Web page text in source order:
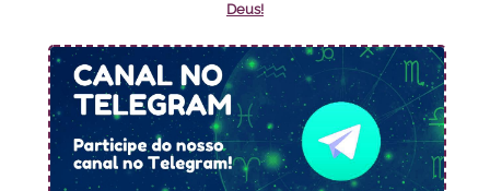
Deus!